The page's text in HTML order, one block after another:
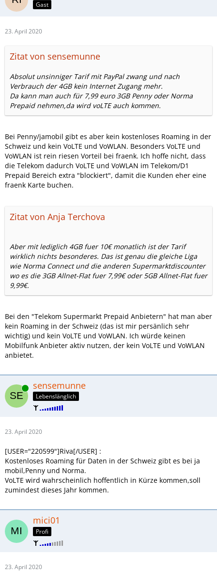
Gast
23. April 2020
Zitat von sensemunne
Absolut unsinniger Tarif mit PayPal zwang und nach
Verbrauch der 4GB kein Internet Zugang mehr.
Da kann man auch für 7,99 euro 3GB Penny oder Norma
Prepaid nehmen,da wird voLTE auch kommen.
Bei Penny/jamobil gibt es aber kein kostenloses Roaming in der
Schweiz und kein VoLTE und VoWLAN. Besonders VoLTE und
VoWLAN ist rein riesen Vorteil bei fraenk. Ich hoffe nicht, dass
die Telekom dadurch VoLTE und VoWLAN im Telekom/D1
Prepaid Bereich extra "blockiert", damit die Kunden eher eine
fraenk Karte buchen.
Zitat von Anja Terchova
Aber mit lediglich 4GB fuer 10€ monatlich ist der Tarif
wirklich nichts besonderes. Das ist genau die gleiche Liga
wie Norma Connect und die anderen Supermarktdiscounter
wo es die 3GB Allnet-Flat fuer 7,99€ oder 5GB Allnet-Flat fuer
9,99€.
Bei den "Telekom Supermarkt Prepaid Anbietern" hat man aber
kein Roaming in der Schweiz (das ist mir persänlich sehr
wichtig) und kein VoLTE und VoWLAN. Ich würde keinen
Mobilfunk Anbieter aktiv nutzen, der kein VoLTE und VoWLAN
anbietet.
Online sensemunne
Lebenslänglich
23. April 2020
[USER="220599"]Riva[/USER] :
Kostenloses Roaming für Daten in der Schweiz gibt es bei ja
mobil,Penny und Norma.
VoLTE wird wahrscheinlich hoffentlich in Kürze kommen,soll
zumindest dieses Jahr kommen.
mici01
Profi
23. April 2020